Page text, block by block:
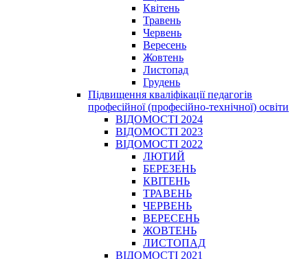
Квітень
Травень
Червень
Вересень
Жовтень
Листопад
Грудень
Підвищення кваліфікації педагогів
професійної (професійно-технічної) освіти
ВІДОМОСТІ 2024
ВІДОМОСТІ 2023
ВІДОМОСТІ 2022
ЛЮТИЙ
БЕРЕЗЕНЬ
КВІТЕНЬ
ТРАВЕНЬ
ЧЕРВЕНЬ
ВЕРЕСЕНЬ
ЖОВТЕНЬ
ЛИСТОПАД
ВІДОМОСТІ 2021